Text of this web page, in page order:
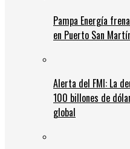
Pampa Energía
en Puerto San
Alerta del FMI: La
100 billones de
global